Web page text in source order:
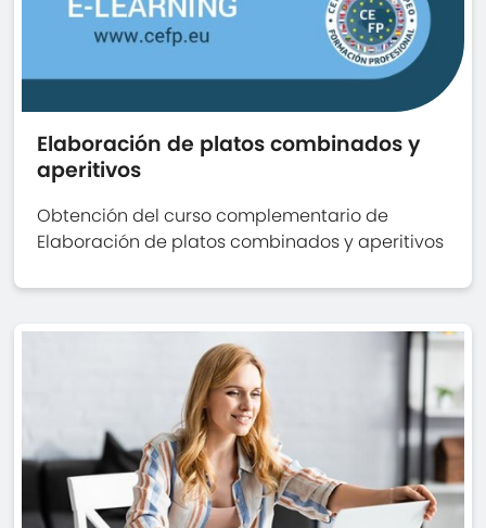
Elaboración de platos combinados y
aperitivos
Obtención del curso complementario de
Elaboración de platos combinados y aperitivos